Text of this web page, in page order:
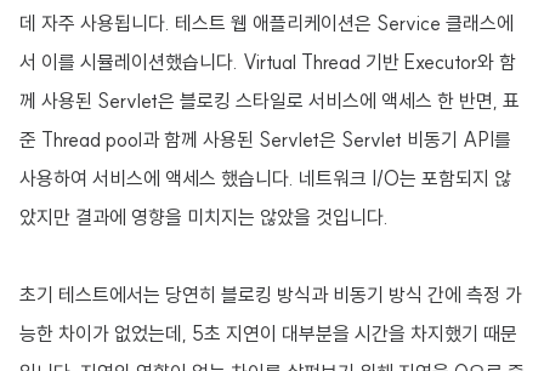
데 자주 사용됩니다. 테스트 웹 애플리케이션은 Service 클래스에
서 이를 시뮬레이션했습니다. Virtual Thread 기반 Executor와 함
께 사용된 Servlet은 블로킹 스타일로 서비스에 액세스 한 반면, 표
준 Thread pool과 함께 사용된 Servlet은 Servlet 비동기 API를
사용하여 서비스에 액세스 했습니다. 네트워크 I/O는 포함되지 않
았지만 결과에 영향을 미치지는 않았을 것입니다.
초기 테스트에서는 당연히 블로킹 방식과 비동기 방식 간에 측정 가
능한 차이가 없었는데, 5초 지연이 대부분을 시간을 차지했기 때문